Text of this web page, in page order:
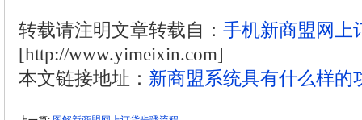
转载请注明文章转载自： 手机新商盟网上
[http://www.yimeixin.com]
本文链接地址： 新商盟系统具有什么样的